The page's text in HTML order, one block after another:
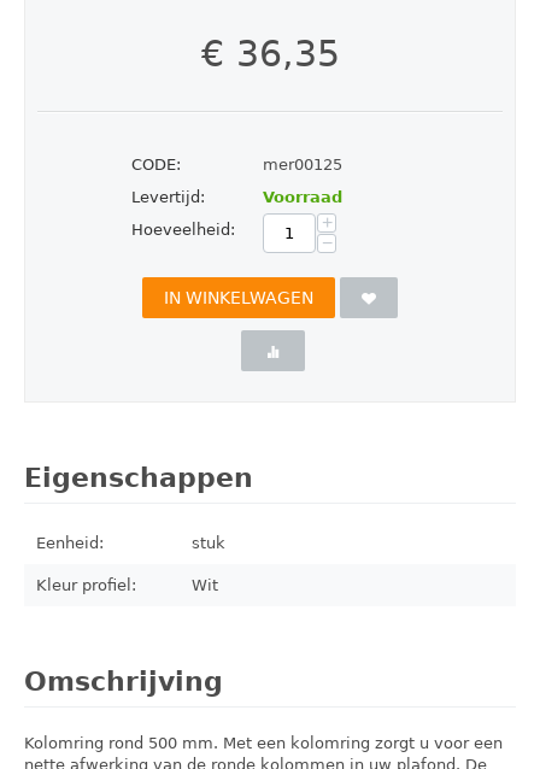
€ 36,35
CODE:
mer00125
Levertijd:
Voorraad
Hoeveelheid:
+
−
IN WINKELWAGEN
Eigenschappen
Eenheid: stuk
Kleur profiel: Wit
Omschrijving
Kolomring rond 500 mm. Met een kolomring zorgt u voor een
nette afwerking van de ronde kolommen in uw plafond. De